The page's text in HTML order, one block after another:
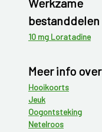
bestanddelen
10 mg Loratadine
Meer info over
Hooikoorts
Jeuk
Oogontsteking
Netelroos